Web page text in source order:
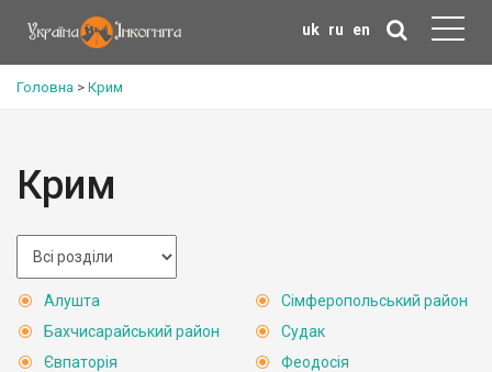
uk ru en
Головна > Крим
Крим
Алушта
Бахчисарайський район
Євпаторія
Сімферопольський район
Судак
Феодосія